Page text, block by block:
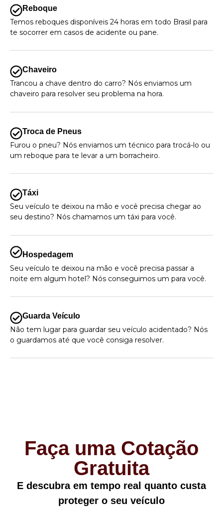
Reboque
Temos reboques disponíveis 24 horas em todo Brasil para
te socorrer em casos de acidente ou pane.
Chaveiro
Trancou a chave dentro do carro? Nós enviamos um
chaveiro para resolver seu problema na hora.
Troca de Pneus
Furou o pneu? Nós enviamos um técnico para trocá-lo ou
um reboque para te levar a um borracheiro.
Táxi
Seu veículo te deixou na mão e você precisa chegar ao
seu destino? Nós chamamos um táxi para você.
Hospedagem
Seu veículo te deixou na mão e você precisa passar a
noite em algum hotel? Nós conseguimos um para você.
Guarda Veículo
Não tem lugar para guardar seu veículo acidentado? Nós
o guardamos até que você consiga resolver.
Faça uma Cotação
Gratuita
E descubra em tempo real quanto custa
proteger o seu veículo